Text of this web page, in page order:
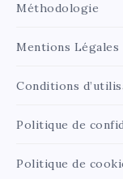
Méthodologie
Mentions Légales
Conditions
Politique de
Politique de